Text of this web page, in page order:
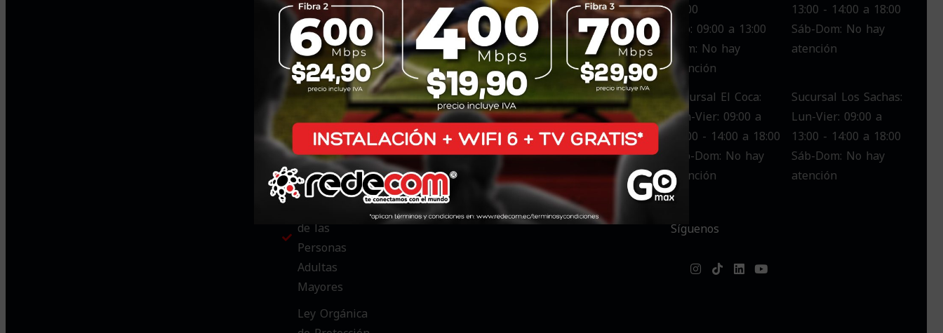
Reglamento
Ley Orgánica
de
Discapacidades
Ley Orgánica
de Personas
Adultas
Mayores
Reglamento
Ley Orgánica
de las
Personas
Adultas
Mayores
Ley Orgánica
18:00
Sáb: 09:00 a 13:00
Dom: No hay
atención
13:00 - 14:00 a 18:00
Sáb-Dom: No hay
atención
Sucursal El Coca:
Lun-Vier: 09:00 a
13:00 - 14:00 a 18:00
Sáb-Dom: No hay
atención
Sucursal Los Sachas:
Lun-Vier: 09:00 a
13:00 - 14:00 a 18:00
Sáb-Dom: No hay
atención
Síguenos